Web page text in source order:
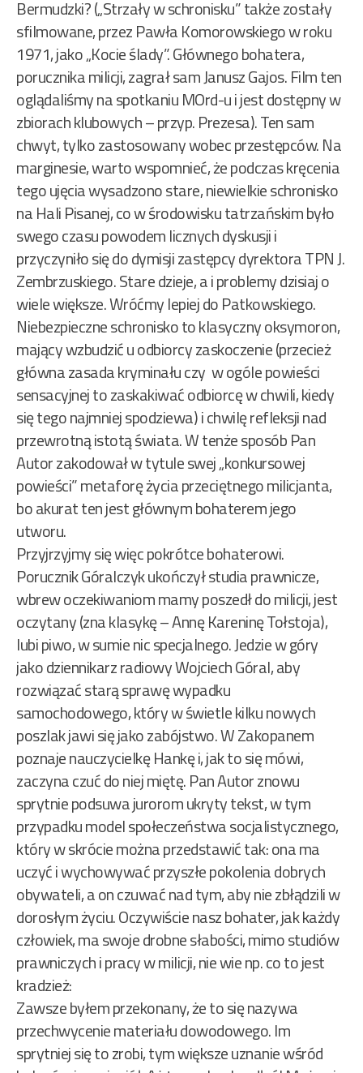
Bermudzki? („Strzały w schronisku” także zostały
sfilmowane, przez Pawła Komorowskiego w roku
1971, jako „Kocie ślady”. Głównego bohatera,
porucznika milicji, zagrał sam Janusz Gajos. Film ten
oglądaliśmy na spotkaniu MOrd-u i jest dostępny w
zbiorach klubowych – przyp. Prezesa). Ten sam
chwyt, tylko zastosowany wobec przestępców. Na
marginesie, warto wspomnieć, że podczas kręcenia
tego ujęcia wysadzono stare, niewielkie schronisko
na Hali Pisanej, co w środowisku tatrzańskim było
swego czasu powodem licznych dyskusji i
przyczyniło się do dymisji zastępcy dyrektora TPN J.
Zembrzuskiego. Stare dzieje, a i problemy dzisiaj o
wiele większe. Wróćmy lepiej do Patkowskiego.
Niebezpieczne schronisko to klasyczny oksymoron,
mający wzbudzić u odbiorcy zaskoczenie (przecież
główna zasada kryminału czy w ogóle powieści
sensacyjnej to zaskakiwać odbiorcę w chwili, kiedy
się tego najmniej spodziewa) i chwilę refleksji nad
przewrotną istotą świata. W tenże sposób Pan
Autor zakodował w tytule swej „konkursowej
powieści” metaforę życia przeciętnego milicjanta,
bo akurat ten jest głównym bohaterem jego
utworu.
Przyjrzyjmy się więc pokrótce bohaterowi.
Porucznik Góralczyk ukończył studia prawnicze,
wbrew oczekiwaniom mamy poszedł do milicji, jest
oczytany (zna klasykę – Annę Kareninę Tołstoja),
lubi piwo, w sumie nic specjalnego. Jedzie w góry
jako dziennikarz radiowy Wojciech Góral, aby
rozwiązać starą sprawę wypadku
samochodowego, który w świetle kilku nowych
poszlak jawi się jako zabójstwo. W Zakopanem
poznaje nauczycielkę Hankę i, jak to się mówi,
zaczyna czuć do niej miętę. Pan Autor znowu
sprytnie podsuwa jurorom ukryty tekst, w tym
przypadku model społeczeństwa socjalistycznego,
który w skrócie można przedstawić tak: ona ma
uczyć i wychowywać przyszłe pokolenia dobrych
obywateli, a on czuwać nad tym, aby nie zbłądzili w
dorosłym życiu. Oczywiście nasz bohater, jak każdy
człowiek, ma swoje drobne słabości, mimo studiów
prawniczych i pracy w milicji, nie wie np. co to jest
kradzież:
Zawsze byłem przekonany, że to się nazywa
przechwycenie materiału dowodowego. Im
sprytniej się to zrobi, tym większe uznanie wśród